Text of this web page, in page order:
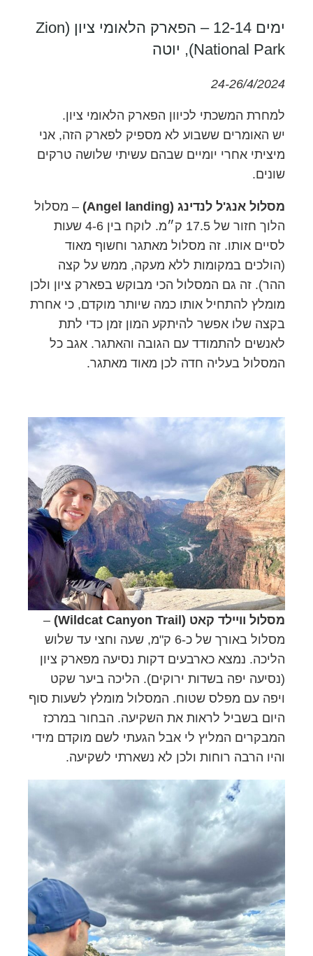
ימים 12-14 – הפארק הלאומי ציון (Zion
National Park), יוטה
24-26/4/2024
למחרת המשכתי לכיוון הפארק הלאומי ציון.
יש האומרים ששבוע לא מספיק לפארק הזה, אני
מיציתי אחרי יומיים שבהם עשיתי שלושה טרקים
שונים.
מסלול אנג'ל לנדינג (Angel landing)
– מסלול
הלוך חזור של 17.5 ק״מ. לוקח בין 4-6 שעות
לסיים אותו. זה מסלול מאתגר וחשוף מאוד
(הולכים במקומות ללא מעקה, ממש על קצה
ההר). זה גם המסלול הכי מבוקש בפארק ציון ולכן
מומלץ להתחיל אותו כמה שיותר מוקדם, כי אחרת
בקצה שלו אפשר להיתקע המון זמן כדי לתת
לאנשים להתמודד עם הגובה והאתגר. אגב כל
המסלול בעליה חדה לכן מאוד מאתגר.
מסלול וויילד קאט (Wildcat Canyon Trail)
–
מסלול באורך של כ-6 ק"מ, שעה וחצי עד שלוש
הליכה. נמצא כארבעים דקות נסיעה מפארק ציון
(נסיעה יפה בשדות ירוקים). הליכה ביער שקט
ויפה עם מפלס שטוח. המסלול מומלץ לשעות סוף
היום בשביל לראות את השקיעה. הבחור במרכז
המבקרים המליץ לי אבל הגעתי לשם מוקדם מידי
והיו הרבה רוחות ולכן לא נשארתי לשקיעה.